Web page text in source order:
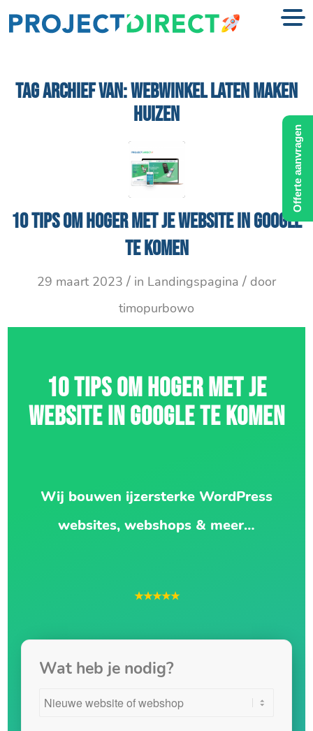
TAG ARCHIEF VAN:WEBWINKEL LATEN MAKEN
HUIZEN
10 tips om hoger met je website in Google
te komen
29 maart 2023 / in Landingspagina / door
timopurbowo
10 TIPS OM HOGER MET JE
WEBSITE IN GOOGLE TE KOMEN
Wij bouwen ijzersterke WordPress
websites, webshops & meer…
★★★★★
Wat heb je nodig?
Offerte aanvragen